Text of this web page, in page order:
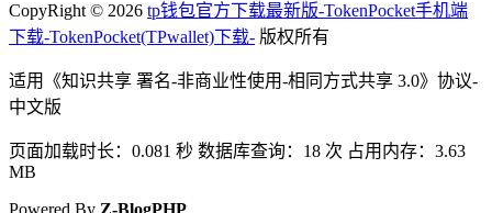
CopyRight © 2026 tp钱包官方下载最新版-TokenPocket手机端
下载-TokenPocket(TPwallet)下载- 版权所有
适用《知识共享 署名-非商业性使用-相同方式共享 3.0》协议-
中文版
页面加载时长：0.081 秒 数据库查询：18 次 占用内存：3.63
MB